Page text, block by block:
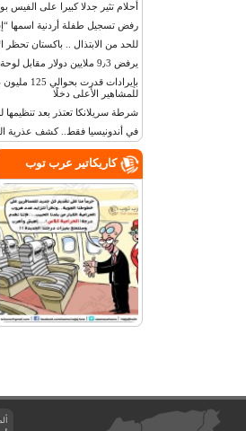
أحلام تثير جدلا كبيرا على الفيس
رفض تسجيل طفلة أردنية اسمها
للحد من الابتذال .. باكستان تحظر
يرفض 9٫3 ملايين دولار مقابل لوحة أرقام سيارته
بإيرادات قدرت
للمشاهير الأعلى دخلًا
شرطة سريلانكا تعتذر بعد تنظيمها
في أندونيسيا فقط.. كشف عذرية
كاريكاتير عرب توب